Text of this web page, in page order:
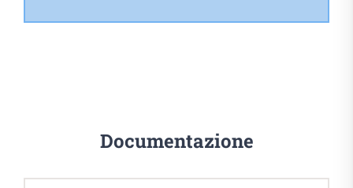
Documentazione